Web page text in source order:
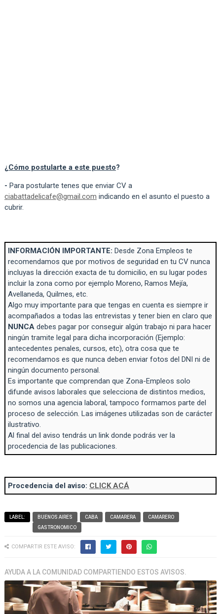
¿ Cómo postularte a este puesto?
- Para postularte tenes que enviar CV a
ciabattadelicafe@gmail.com indicando en el asunto el puesto a
cubrir.
INFORMACIÓN IMPORTANTE: Desde Zona Empleos te
recomendamos que por motivos de seguridad en tu CV nunca
incluyas la dirección exacta de tu domicilio, en su lugar podes
incluir la zona como por ejemplo Moreno, Ramos Mejía,
Avellaneda, Quilmes, etc.
Algo muy importante para que tengas en cuenta es siempre ir
acompañados a todas las entrevistas y tener bien en claro que
NUNCA debes pagar por conseguir algún trabajo ni para hacer
ningún tramite legal para dicha incorporación (Ejemplo:
antecedentes penales, cursos, etc), otra cosa que te
recomendamos es que nunca deben enviar fotos del DNI ni de
ningún documento personal.
Es importante que comprendan que Zona-Empleos solo
difunde avisos laborales que selecciona de distintos medios,
no somos una agencia laboral, tampoco formamos parte del
proceso de selección. Las imágenes utilizadas son de carácter
ilustrativo.
Al final del aviso tendrás un link donde podrás ver la
procedencia de las publicaciones.
Procedencia del aviso: CLICK ACÁ
LABEL: BUENOS AIRES CABA CAMARERA
CAMARERO
GASTRONOMICO
COMPARTIR ESTE AVISO:
AYUDA A LA COMUNIDAD COMPARTIENDO ESTOS AVISOS.